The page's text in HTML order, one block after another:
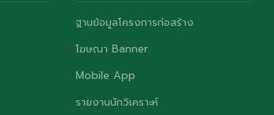
ฐานข้อมูลโครงการก่อสร้าง
โฆษณา Banner
Mobile App
รายงานนักวิเคราะห์